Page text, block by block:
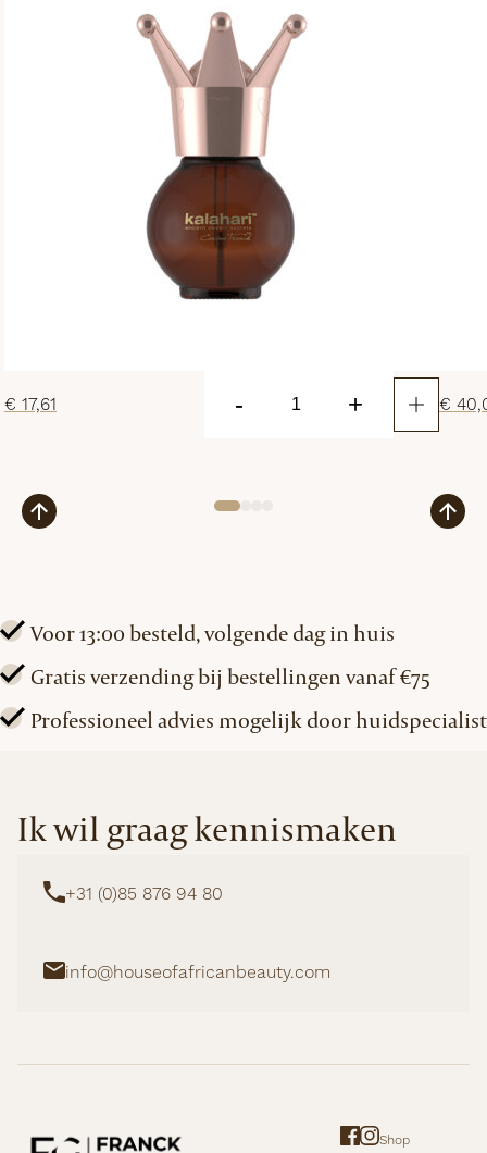
€ 17,61 -
Nourishing
+ €
Voor 13:00 besteld, volgende dag in huis
Gratis verzending bij bestellingen vanaf €75
Professioneel advies mogelijk door huidspecialist
Ik wil graag kennismaken
+31 (0)85 876 94 80
info@houseofafricanbeauty.com
Shop